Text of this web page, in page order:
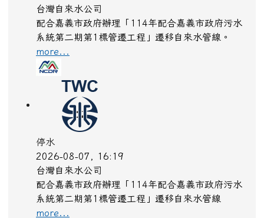
台灣自來水公司
配合嘉義市政府辦理「114年配合嘉義市政府污水
系統第二期第1標管遷工程」遷移自來水管線。
more...
停水
2026-08-07, 16:19
台灣自來水公司
配合嘉義市政府辦理「114年配合嘉義市政府污水
系統第二期第1標管遷工程」遷移自來水管線
more...